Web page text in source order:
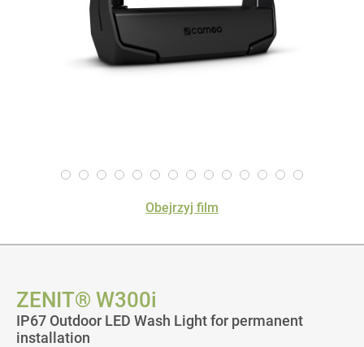
Obejrzyj film
ZENIT® W300i
IP67 Outdoor LED Wash Light for permanent
installation